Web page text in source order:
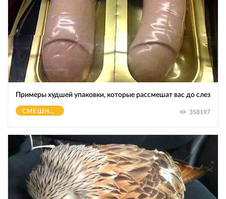
Примеры худшей упаковки, которые рассмешат вас до слез
СМЕШНОЕ 358197